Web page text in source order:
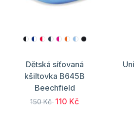
Dětská síťovaná
kšiltovka B645B
Beechfield
150 Kč 110 Kč